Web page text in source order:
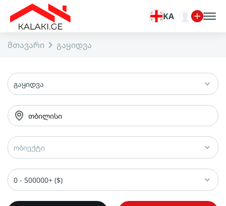
KA
მთავარი გაყიდვა
გაყიდვა
თბილისი
ობიექტი
0 - 500000+ ($)